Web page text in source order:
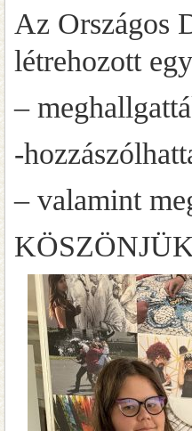
Az Országos
létrehozott
–
-
– valamint